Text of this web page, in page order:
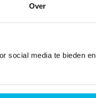
Over
social media te bieden en